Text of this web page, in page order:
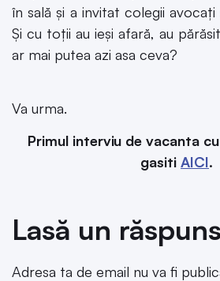
în sală și a invitat colegii avocați
Și cu toții au ieși afară, au
ar mai putea azi asa ceva?
Va urma.
Primul interviu de vacanta
gasiti AICI.
Lasă un răspuns
Adresa ta de email nu va fi